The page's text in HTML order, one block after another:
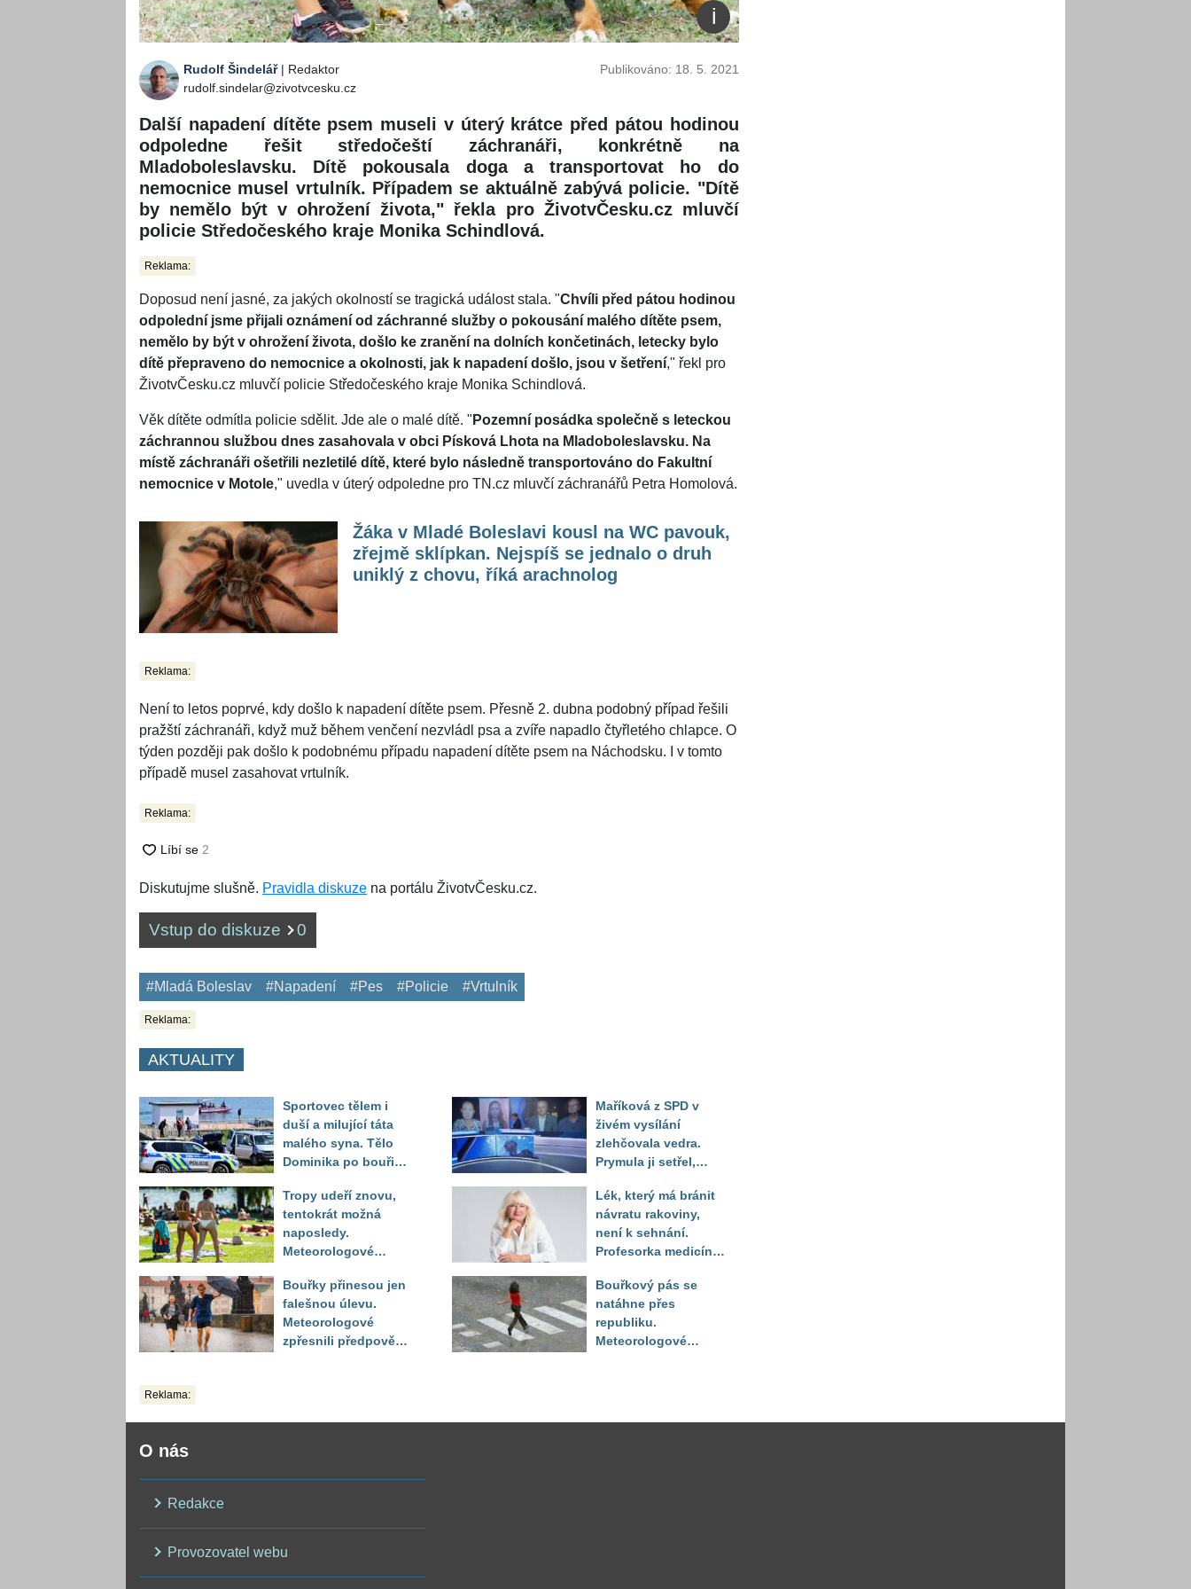
Rudolf Šindelář| Redaktor
rudolf.sindelar@zivotvcesku.cz
Publikováno: 18. 5. 2021
Další napadení dítěte psem museli v úterý krátce před pátou hodinou
odpoledne řešit středočeští záchranáři, konkrétně na
Mladoboleslavsku. Dítě pokousala doga a transportovat ho do
nemocnice musel vrtulník. Případem se aktuálně zabývá policie. "Dítě
by nemělo být v ohrožení života," řekla pro ŽivotvČesku.cz mluvčí
policie Středočeského kraje Monika Schindlová.
Reklama:
Doposud není jasné, za jakých okolností se tragická událost stala. "Chvíli před pátou hodinou
odpolední jsme přijali oznámení od záchranné služby o pokousání malého dítěte psem,
nemělo by být v ohrožení života, došlo ke zranění na dolních končetinách, letecky bylo
dítě přepraveno do nemocnice a okolnosti, jak k napadení došlo, jsou v šetření," řekl pro
ŽivotvČesku.cz mluvčí policie Středočeského kraje Monika Schindlová.
Věk dítěte odmítla policie sdělit. Jde ale o malé dítě. " Pozemní posádka společně s leteckou
záchrannou službou dnes zasahovala v obci Písková Lhota na Mladoboleslavsku. Na
místě záchranáři ošetřili nezletilé dítě, které bylo následně transportováno do Fakultní
nemocnice v Motole," uvedla v úterý odpoledne pro TN.cz mluvčí záchranářů Petra Homolová.
Žáka v Mladé Boleslavi kousl na WC pavouk,
zřejmě sklípkan. Nejspíš se jednalo o druh
uniklý z chovu, říká arachnolog
Reklama:
Není to letos poprvé, kdy došlo k napadení dítěte psem. Přesně 2. dubna podobný případ řešili
pražští záchranáři, když muž během venčení nezvládl psa a zvíře napadlo čtyřletého chlapce. O
týden později pak došlo k podobnému případu napadení dítěte psem na Náchodsku. I v tomto
případě musel zasahovat vrtulník.
Reklama:
Diskutujme slušně. Pravidla diskuze na portálu ŽivotvČesku.cz.
Vstup do diskuze 0
#Mladá Boleslav #Napadení #Pes #Policie #Vrtulník
Reklama:
AKTUALITY
Sportovec tělem i
duší a milující táta
malého syna. Tělo
Dominika po bouři
až druhý den
Tropy udeří znovu,
tentokrát možná
naposledy.
Meteorologové
do září
Bouřky přinesou jen
falešnou úlevu.
Meteorologové
zpřesnili předpověď
Maříková z SPD v
živém vysílání
zlehčovala vedra.
Prymula ji setřel,
číslo
Lék, který má bránit
návratu rakoviny,
není k sehnání.
Profesorka medicíny
pacientka
Bouřkový pás se
natáhne přes
republiku.
Meteorologové
Reklama:
O nás
Redakce
Provozovatel webu